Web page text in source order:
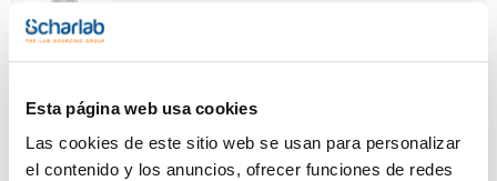
Esta página web usa cookies
Las cookies de este sitio web se usan para personalizar
el contenido y los anuncios, ofrecer funciones de redes
Presentación
500g *
Tipo de envase
frasco embolsado
al vacío